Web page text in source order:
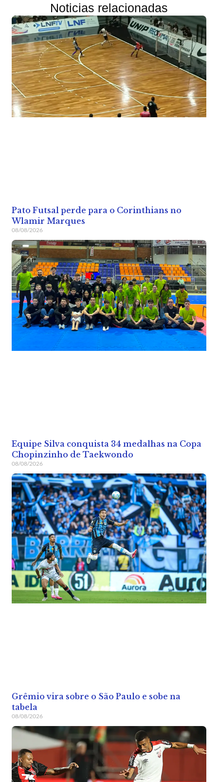
Noticias relacionadas
Pato Futsal perde para o Corinthians no
Wlamir Marques
08/08/2026
Equipe Silva conquista 34 medalhas na Copa
Chopinzinho de Taekwondo
08/08/2026
Grêmio vira sobre o São Paulo e sobe na
tabela
08/08/2026